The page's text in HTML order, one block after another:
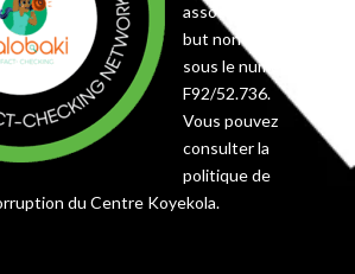
association à
but non lucratif
sous le numéro
F92/52.736.
Vous pouvez
consulter la
politique de
du Centre Koyekola.